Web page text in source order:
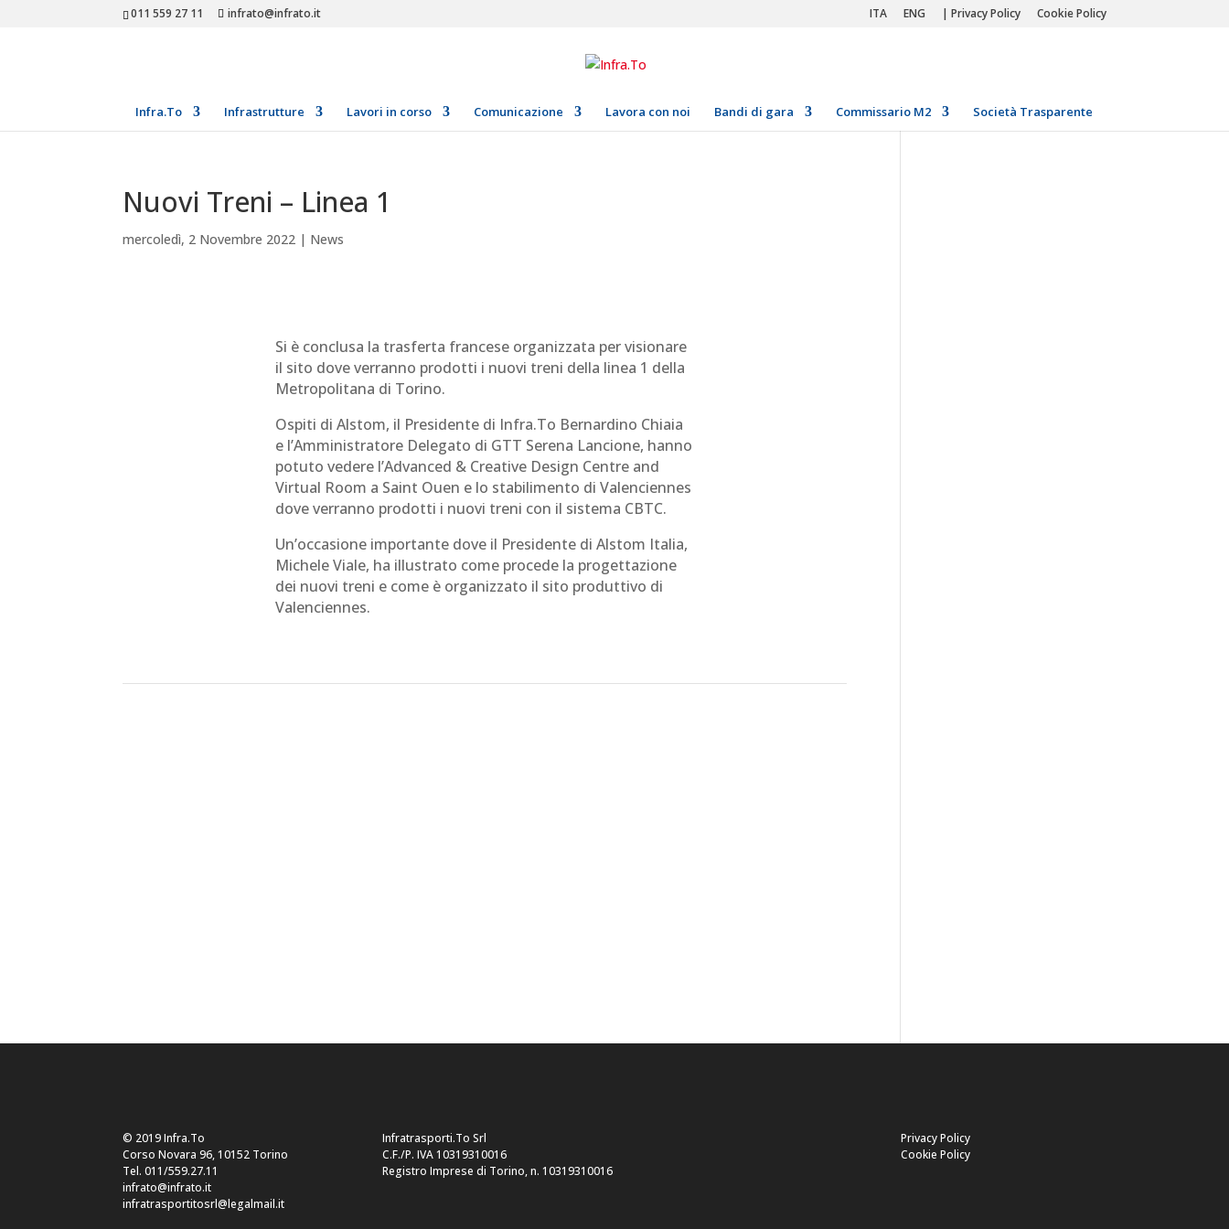
011 559 27 11 infrato@infrato.it ITA ENG | Privacy Policy Cookie Policy
Infra.To Infrastrutture Lavori in corso Comunicazione Lavora con noi Bandi di gara Commissario M2 Società Trasparente
Nuovi Treni – Linea 1
mercoledì, 2 Novembre 2022 | News
Si è conclusa la trasferta francese organizzata per visionare
il sito dove verranno prodotti i nuovi treni della linea 1 della
Metropolitana di Torino.
Ospiti di Alstom, il Presidente di Infra.To Bernardino Chiaia
e l’Amministratore Delegato di GTT Serena Lancione, hanno
potuto vedere l’Advanced & Creative Design Centre and
Virtual Room a Saint Ouen e lo stabilimento di Valenciennes
dove verranno prodotti i nuovi treni con il sistema CBTC.
Un’occasione importante dove il Presidente di Alstom Italia,
Michele Viale, ha illustrato come procede la progettazione
dei nuovi treni e come è organizzato il sito produttivo di
Valenciennes.
© 2019 Infra.To
Corso Novara 96, 10152 Torino
Tel. 011/559.27.11
infrato@infrato.it
infratrasportitosrl@legalmail.it
Infratrasporti.To Srl
C.F./P. IVA 10319310016
Registro Imprese di Torino, n. 10319310016
Privacy Policy
Cookie Policy